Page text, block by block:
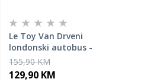
Le Toy Van Drveni
londonski autobus -
Londoner
155,90 KM
129,90 KM